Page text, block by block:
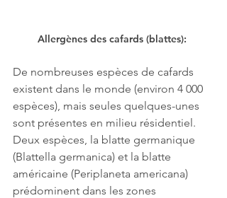
Allergènes des cafards (blattes):
De nombreuses espèces de cafards
existent dans le monde (environ 4 000
espèces), mais seules quelques-unes
sont présentes en milieu résidentiel.
Deux espèces, la blatte germanique
(Blattella germanica) et la blatte
américaine (Periplaneta americana)
prédominent dans les zones